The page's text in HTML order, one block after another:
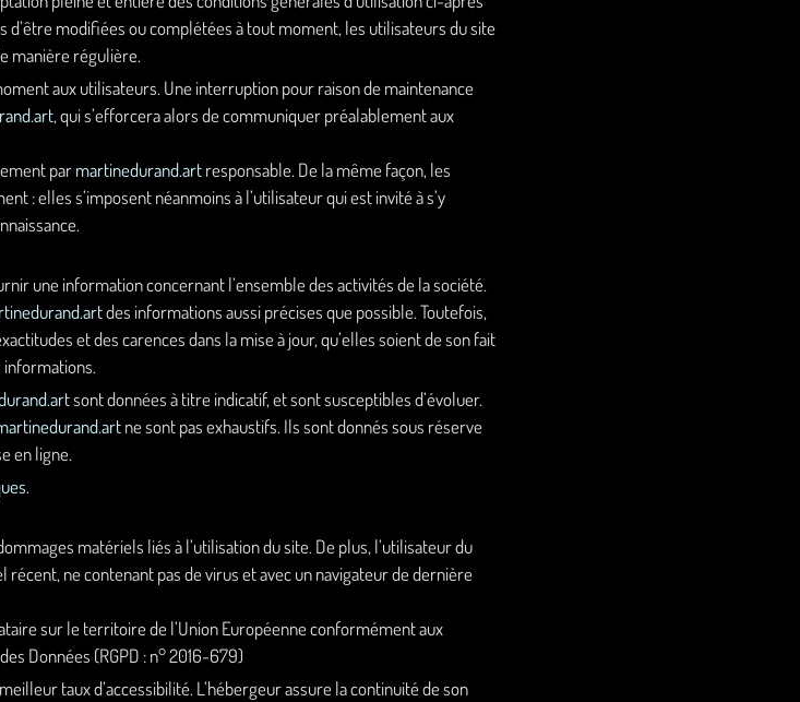
d’être modifiées ou complétées à tout moment, les utilisateurs du site
manière régulière.
aux utilisateurs. Une interruption pour raison de maintenance
, qui s’efforcera alors de communiquer préalablement aux
parmartinedurand.artresponsable. De la même façon, les
: elles s’imposent néanmoins à l’utilisateur qui est invité à s’y
une information concernant l’ensemble des activités de la société.
des informations aussi précises que possible. Toutefois,
et des carences dans la mise à jour, qu’elles soient de son fait
informations.
sont données à titre indicatif, et sont susceptibles d’évoluer.
ne sont pas exhaustifs. Ils sont donnés sous réserve
en ligne.
matériels liés à l’utilisation du site. De plus, l’utilisateur du
récent, ne contenant pas de virus et avec un navigateur de dernière
sur le territoire de l’Union Européenne conformément aux
Données (RGPD : n° 2016-679)
taux d’accessibilité. L’hébergeur assure la continuité de son